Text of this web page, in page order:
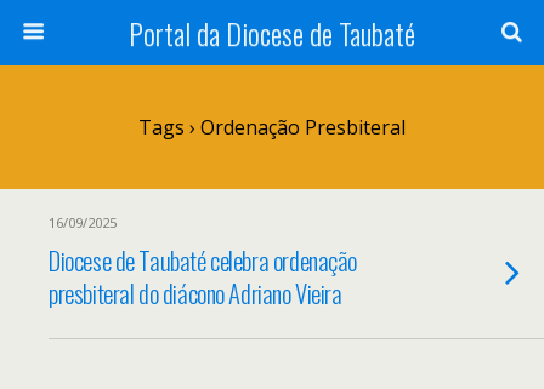
Portal da Diocese de Taubaté
Tags › Ordenação Presbiteral
16/09/2025
Diocese de Taubaté celebra ordenação
presbiteral do diácono Adriano Vieira